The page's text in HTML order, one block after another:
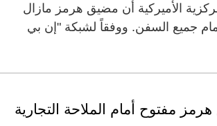
الأميركية أن مضيق هرمز مازال
جميع السفن. ووفقاً لشبكة "إن بي
مفتوح أمام الملاحة التجارية